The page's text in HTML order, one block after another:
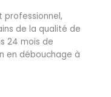
de la qualité de
24 mois de
en débouchage à